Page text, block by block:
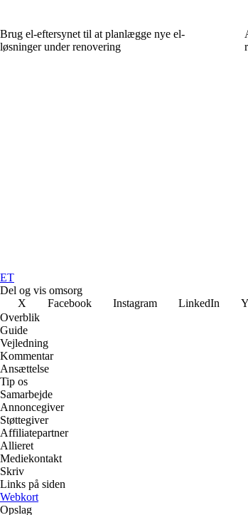
Brug el-eftersynet til at planlægge nye el-
løsninger under renovering
ET
Del og vis omsorg
X
Facebook Instagram LinkedIn
Overblik
Guide
Vejledning
Kommentar
Ansættelse
Tip os
Samarbejde
Annoncegiver
Støttegiver
Affiliatepartner
Allieret
Mediekontakt
Skriv
Links på siden
Webkort
Opslag